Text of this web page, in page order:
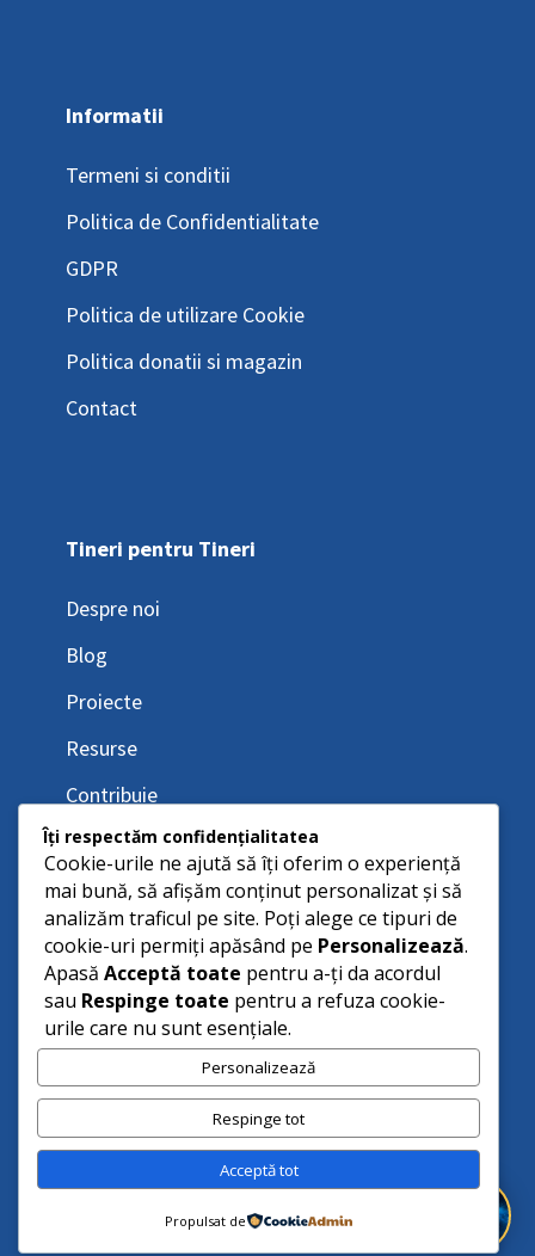
Informatii
Termeni si conditii
Politica de Confidentialitate
GDPR
Politica de utilizare Cookie
Politica donatii si magazin
Contact
Tineri pentru Tineri
Despre noi
Blog
Proiecte
Resurse
Contribuie
Îți respectăm confidențialitatea
Cookie-urile ne ajută să îți oferim o experiență
mai bună, să afișăm conținut personalizat și să
analizăm traficul pe site. Poți alege ce tipuri de
cookie-uri permiți apăsând pe Personalizează.
Apasă Acceptă toate pentru a-ți da acordul
sau Respinge toate pentru a refuza cookie-
urile care nu sunt esențiale.
Personalizează
Respinge tot
Acceptă tot
Propulsat de